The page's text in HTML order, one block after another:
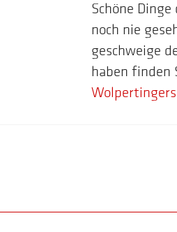
Schöne Dinge
noch nie
geschweige
haben finden